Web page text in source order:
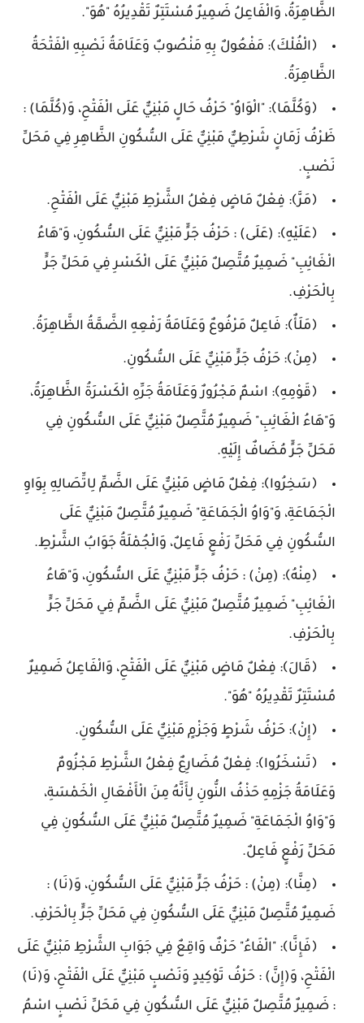
الظَّاهِرَةُ، وَالْفَاعِلُ ضَمِيرٌ مُسْتَتِرٌ تَقْدِيرُهُ "هُوَ".
﴿الْفُلْكَ﴾: مَفْعُولٌ بِهِ مَنْصُوبٌ وَعَلَامَةُ نَصْبِهِ الْفَتْحَةُ
الظَّاهِرَةُ.
﴿وَكُلَّمَا﴾: "الْوَاوُ" حَرْفُ حَالٍ مَبْنِيٌّ عَلَى الْفَتْحِ، وَ(كُلَّمَا) :
ظَرْفُ زَمَانٍ شَرْطِيٌّ مَبْنِيٌّ عَلَى السُّكُونِ الظَّاهِرِ فِي مَحَلِّ
نَصْبٍ.
﴿مَرَّ﴾: فِعْلٌ مَاضٍ فِعْلُ الشَّرْطِ مَبْنِيٌّ عَلَى الْفَتْحِ.
﴿عَلَيْهِ﴾: (عَلَى) : حَرْفُ جَرٍّ مَبْنِيٌّ عَلَى السُّكُونِ، وَ"هَاءُ
الْغَائِبِ" ضَمِيرٌ مُتَّصِلٌ مَبْنِيٌّ عَلَى الْكَسْرِ فِي مَحَلِّ جَرٍّ
بِالْحَرْفِ.
﴿مَلَأٌ﴾: فَاعِلٌ مَرْفُوعٌ وَعَلَامَةُ رَفْعِهِ الضَّمَّةُ الظَّاهِرَةُ.
﴿مِنْ﴾: حَرْفُ جَرٍّ مَبْنِيٌّ عَلَى السُّكُونِ.
﴿قَوْمِهِ﴾: اسْمٌ مَجْرُورٌ وَعَلَامَةُ جَرِّهِ الْكَسْرَةُ الظَّاهِرَةُ،
وَ"هَاءُ الْغَائِبِ" ضَمِيرٌ مُتَّصِلٌ مَبْنِيٌّ عَلَى السُّكُونِ فِي
مَحَلِّ جَرٍّ مُضَافٌ إِلَيْهِ.
﴿سَخِرُوا﴾: فِعْلٌ مَاضٍ مَبْنِيٌّ عَلَى الضَّمِّ لِاتِّصَالِهِ بِوَاوِ
الْجَمَاعَةِ، وَ"وَاوُ الْجَمَاعَةِ" ضَمِيرٌ مُتَّصِلٌ مَبْنِيٌّ عَلَى
السُّكُونِ فِي مَحَلِّ رَفْعٍ فَاعِلٌ، وَالْجُمْلَةُ جَوَابُ الشَّرْطِ.
﴿مِنْهُ﴾: (مِنْ) : حَرْفُ جَرٍّ مَبْنِيٌّ عَلَى السُّكُونِ، وَ"هَاءُ
الْغَائِبِ" ضَمِيرٌ مُتَّصِلٌ مَبْنِيٌّ عَلَى الضَّمِّ فِي مَحَلِّ جَرٍّ
بِالْحَرْفِ.
﴿قَالَ﴾: فِعْلٌ مَاضٍ مَبْنِيٌّ عَلَى الْفَتْحِ، وَالْفَاعِلُ ضَمِيرٌ
مُسْتَتِرٌ تَقْدِيرُهُ "هُوَ".
﴿إِنْ﴾: حَرْفُ شَرْطٍ وَجَزْمٍ مَبْنِيٌّ عَلَى السُّكُونِ.
﴿تَسْخَرُوا﴾: فِعْلٌ مُضَارِعٌ فِعْلُ الشَّرْطِ مَجْزُومٌ
وَعَلَامَةُ جَزْمِهِ حَذْفُ النُّونِ لِأَنَّهُ مِنَ الْأَفْعَالِ الْخَمْسَةِ،
وَ"وَاوُ الْجَمَاعَةِ" ضَمِيرٌ مُتَّصِلٌ مَبْنِيٌّ عَلَى السُّكُونِ فِي
مَحَلِّ رَفْعٍ فَاعِلٌ.
﴿مِنَّا﴾: (مِنْ) : حَرْفُ جَرٍّ مَبْنِيٌّ عَلَى السُّكُونِ، وَ(نَا) :
ضَمِيرٌ مُتَّصِلٌ مَبْنِيٌّ عَلَى السُّكُونِ فِي مَحَلِّ جَرٍّ بِالْحَرْفِ.
﴿فَإِنَّا﴾: "الْفَاءُ" حَرْفٌ وَاقِعٌ فِي جَوَابِ الشَّرْطِ مَبْنِيٌّ عَلَى
الْفَتْحِ، وَ(إِنَّ) : حَرْفُ تَوْكِيدٍ وَنَصْبٍ مَبْنِيٌّ عَلَى الْفَتْحِ، وَ(نَا)
: ضَمِيرٌ مُتَّصِلٌ مَبْنِيٌّ عَلَى السُّكُونِ فِي مَحَلِّ نَصْبٍ اسْمُ